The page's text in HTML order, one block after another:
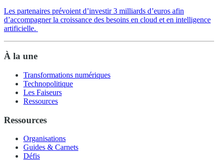
Les partenaires prévoient d’investir 3 milliards d’euros afin
d’accompagner la croissance des besoins en cloud et en intelligence
artificielle.
À la une
Transformations numériques
Technopolitique
Les Faiseurs
Ressources
Ressources
Organisations
Guides & Carnets
Défis